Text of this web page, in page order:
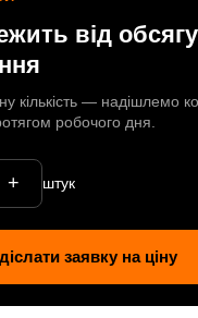
від обсягу
кількість — надішлемо
робочого дня.
+ штук
заявку на ціну
Патрони
Кабельна продукція
Елементи кріплення
Продукція з пластика
Керамічні вироби